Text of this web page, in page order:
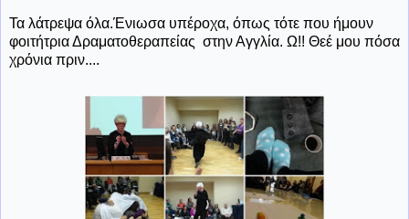
Τα λάτρεψα όλα.Ένιωσα υπέροχα, όπως τότε που ήμουν
φοιτήτρια Δραματοθεραπείας στην Αγγλία. Ω!! Θεέ μου πόσα
χρόνια πριν....